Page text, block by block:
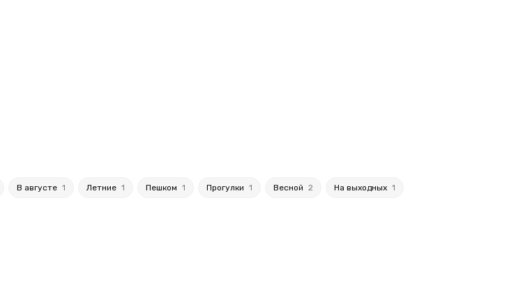
В августе 1 Летние 1 Пешком 1 Прогулки 1 Весной 2 На выходных 1